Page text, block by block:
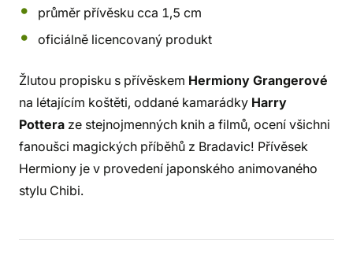
průměr přívěsku cca 1,5 cm
oficiálně licencovaný produkt
Žlutou propisku s přívěskem Hermiony Grangerové
na létajícím koštěti, oddané kamarádky Harry
Pottera ze stejnojmenných knih a filmů, ocení všichni
fanoušci magických příběhů z Bradavic! Přívěsek
Hermiony je v provedení japonského animovaného
stylu Chibi.